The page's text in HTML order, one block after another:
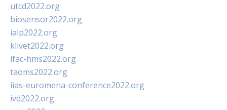
utcd2022.org
biosensor2022.org
ialp2022.org
klivet2022.org
ifac-hms2022.org
taoms2022.org
iias-euromena-conference2022.org
ivd2022.org